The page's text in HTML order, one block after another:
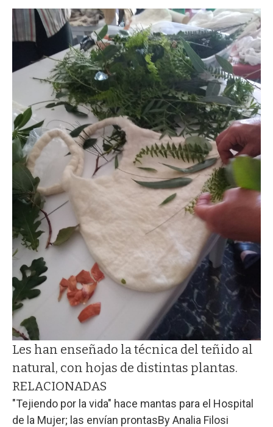
Les han enseñado la técnica del teñido al
natural, con hojas de distintas plantas.
RELACIONADAS
"Tejiendo por la vida" hace mantas para el Hospital
de la Mujer; las envían prontasByAnalia Filosi